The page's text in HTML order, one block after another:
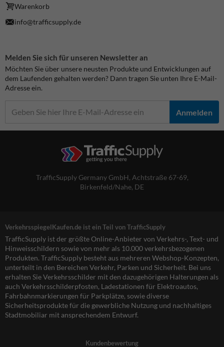
Warenkorb
info@trafficsupply.de
Melden Sie sich für unseren Newsletter an
Möchten Sie über unsere neusten Produkte und Entwicklungen auf
dem Laufenden gehalten werden? Dann tragen Sie unten Ihre E-Mail-
Adresse ein.
Anmelden
TrafficSupply Germany GmbH, Achtstraße 67-69,
Birkenfeld/Nahe, DE
VerkehrsspiegelKaufen.de ist ein Teil von TrafficSupply
TrafficSupply ist der größte Online-Anbieter von Verkehrs-, Text- und
Hinweisschildern sowie von mehr als 10.000 verkehrsbezogenen
Produkten. TrafficSupply besteht aus mehreren Webshop-Konzepten,
unterteilt in den Bereichen Verkehr, Parken und Sicherheit. Bei uns
erhalten Sie Verkehrsschilder mit den dazugehörigen Halterungen als
auch Verkehrsschilderpfosten, Ladestationen für Elektroautos,
Fahrbahnmarkierungen für Parkplätze, sowie diverse
Sicherheitsprodukte für die gewerbliche Nutzung und nachhaltiges
Stadtmobiliar mit ansprechendem Entwurf.
Kundenbewertung